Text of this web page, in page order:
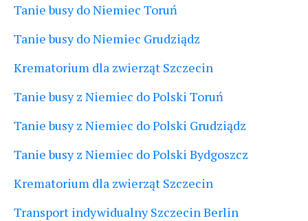
Tanie busy do Niemiec Toruń
Tanie busy do Niemiec Grudziądz
Krematorium dla zwierząt Szczecin
Tanie busy z Niemiec do Polski Toruń
Tanie busy z Niemiec do Polski Grudziądz
Tanie busy z Niemiec do Polski Bydgoszcz
Krematorium dla zwierząt Szczecin
Transport indywidualny Szczecin Berlin